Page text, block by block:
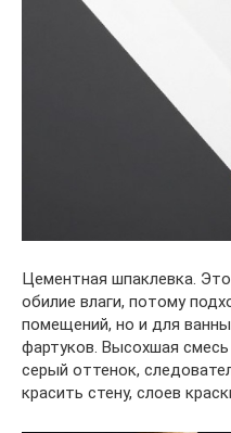
Цементная шпаклевка.
обилие влаги, потому
помещений, но и для
фартуков. Высохшая
серый оттенок,
красить стену, слоев